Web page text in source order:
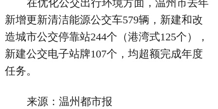
在优化公交出行环境方面，温州市去年
新增更新清洁能源公交车579辆，新建和改
造城市公交停靠站244个（港湾式125个），
新建公交电子站牌107个，均超额完成年度
任务。
来源：温州都市报